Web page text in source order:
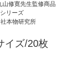
山修寛先生監修商品
リーズ
本物研究所
イズ/20枚